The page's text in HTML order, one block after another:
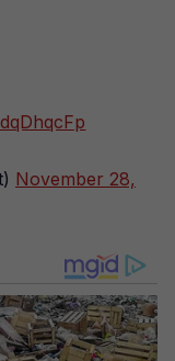
November 28,